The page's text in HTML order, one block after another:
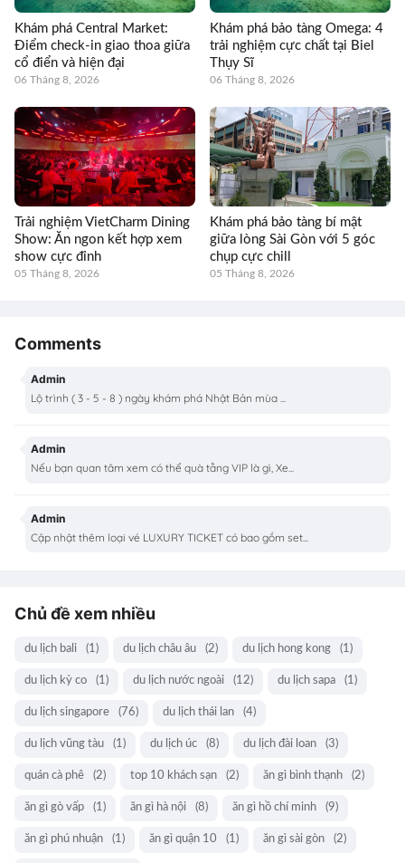
Khám phá Central Market:
Điểm check-in giao thoa giữa
cổ điển và hiện đại
06 Tháng 8, 2026
Khám phá bảo tàng Omega: 4
trải nghiệm cực chất tại Biel
Thụy Sĩ
06 Tháng 8, 2026
Trải nghiệm VietCharm Dining
Show: Ăn ngon kết hợp xem
show cực đỉnh
05 Tháng 8, 2026
Khám phá bảo tàng bí mật
giữa lòng Sài Gòn với 5 góc
chụp cực chill
05 Tháng 8, 2026
Comments
Admin
Lộ trình ( 3 - 5 - 8 ) ngày khám phá Nhật Bản mùa ...
Admin
Nếu bạn quan tâm xem có thể quà tằng VIP là gì, Xe...
Admin
Cập nhật thêm loại vé LUXURY TICKET có bao gồm set...
Chủ đề xem nhiều
du lịch bali (1) du lịch châu âu (2) du lịch hong kong (1)
du lịch kỳ co (1) du lịch nước ngoài (12) du lịch sapa (1)
du lịch singapore (76) du lịch thái lan (4)
du lịch vũng tàu (1) du lịch úc (8) du lịch đài loan (3)
quán cà phê (2) top 10 khách sạn (2) ăn gì bình thạnh (2)
ăn gì gò vấp (1) ăn gì hà nội (8) ăn gì hồ chí minh (9)
ăn gì phú nhuận (1) ăn gì quận 10 (1) ăn gì sài gòn (2)